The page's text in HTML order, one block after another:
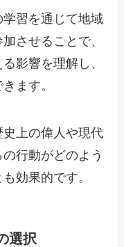
習を通じて地域
させることで、
影響を理解し、
ます。
上の偉人や現代
行動がどのよう
効果的です。
選択